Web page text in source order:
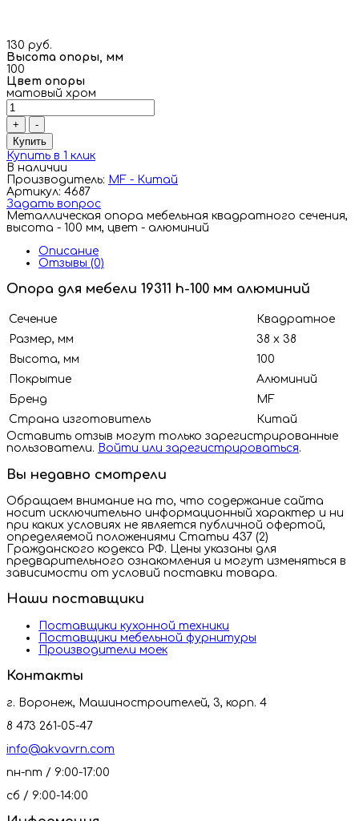
130 руб.
Высота опоры, мм
100
Цвет опоры
матовый хром
+
-
Купить
Купить в 1 клик
В наличии
Производитель: MF - Китай
Артикул: 4687
Задать вопрос
Металлическая опора мебельная квадратного сечения,
высота - 100 мм, цвет - алюминий
Описание
Отзывы (0)
Опора для мебели 19311 h-100 мм алюминий
Сечение
Квадратное
Размер, мм
38 х 38
Высота, мм
100
Покрытие
Алюминий
Бренд
MF
Страна изготовитель
Китай
Оставить отзыв могут только зарегистрированные
пользователи. Войти или зарегистрироваться.
Вы недавно смотрели
Обращаем внимание на то, что содержание сайта
носит исключительно информационный характер и ни
при каких условиях не является публичной офертой,
определяемой положениями Статьи 437 (2)
Гражданского кодекса РФ. Цены указаны для
предварительного ознакомления и могут изменяться в
зависимости от условий поставки товара.
Наши поставщики
Поставщики кухонной техники
Поставщики мебельной фурнитуры
Производители моек
Контакты
г. Воронеж, Машиностроителей, 3, корп. 4
8 473 261-05-47
info@akvavrn.com
пн-пт / 9:00-17:00
сб / 9:00-14:00